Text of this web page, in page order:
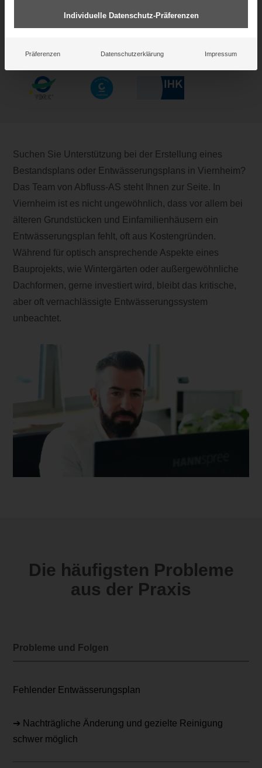
gemeinsamen Erfolg
Suchen Sie Unterstützung bei der Erstellung eines
Bestandsplans oder Entwässerungsplans in Viernheim?
Das Team von Abfluss-AS steht Ihnen zur Seite. In
Viernheim ist es nicht ungewöhnlich, dass vor allem bei
älteren Grundstücken und Einfamilienhäusern ein
Entwässerungsplan fehlt, oft aus Kostengründen.
Während für optisch ansprechende Aspekte eines
Bauprojekts, wie Wintergärten oder außergewöhnliche
Dachformen, gerne investiert wird, bleibt das kritische,
aber oft vernachlässigte Entwässerungssystem
unbeachtet.
Die häufigsten Probleme
aus der Praxis
Probleme und Folgen
Fehlender Entwässerungsplan
➔ Nachträgliche Änderung und gezielte Reinigung
schwer möglich
Individuelle Datenschutz-Präferenzen
Präferenzen Datenschutzerklärung Impressum